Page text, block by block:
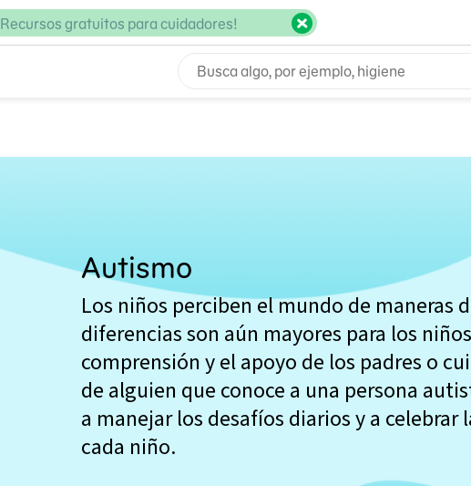
Recursos gratuitos para cuidadores!
Autismo
Los niños perciben el mundo de maneras
diferencias son aún mayores para los
comprensión y el apoyo de los padres o
de alguien que conoce a una persona
a manejar los desafíos diarios y a celebrar
cada niño.